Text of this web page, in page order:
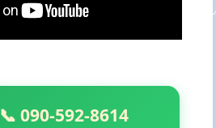
📞 090-592-8614